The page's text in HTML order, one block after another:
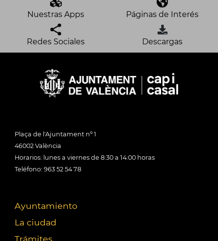
Nuestras Apps Páginas de Interés
Redes Sociales Descargas
Plaça de l'Ajuntament nº 1
46002 València
Horarios: lunes a viernes de 8:30 a 14:00 horas
Teléfono: 963 52 54 78
Ayuntamiento
La ciudad